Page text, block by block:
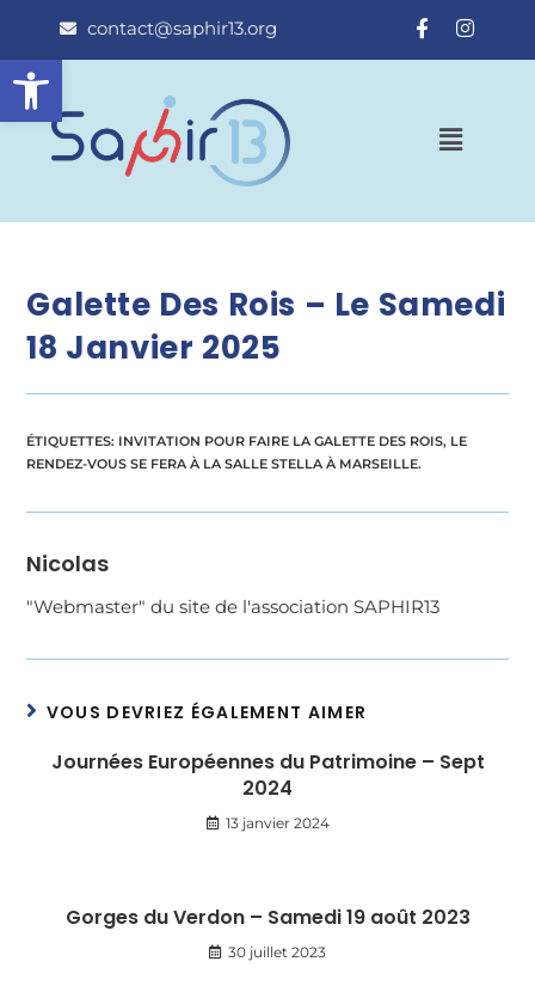
Ouvrir la barre d’outils
contact@saphir13.org
Galette Des Rois – Le Samedi
18 Janvier 2025
ÉTIQUETTES: INVITATION POUR FAIRE LA GALETTE DES ROIS, LE
RENDEZ-VOUS SE FERA À LA SALLE STELLA À MARSEILLE.
Nicolas
"Webmaster" du site de l'association SAPHIR13
VOUS DEVRIEZ ÉGALEMENT AIMER
Journées Européennes du Patrimoine – Sept
2024
13 janvier 2024
Gorges du Verdon – Samedi 19 août 2023
30 juillet 2023